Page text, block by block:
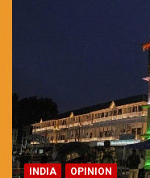
INDIA OPINION